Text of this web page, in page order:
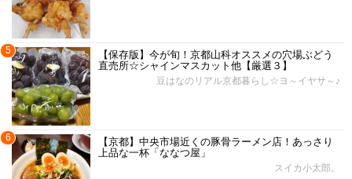
5
【保存版】今が旬！京都山科オススメの穴場ぶどう
直売所☆シャインマスカット他【厳選３】
豆はなのリアル京都暮らし☆ヨ～イヤサ～♪
6
【京都】中央市場近くの豚骨ラーメン店！あっさり
上品な一杯「ななつ屋」
スイカ小太郎。